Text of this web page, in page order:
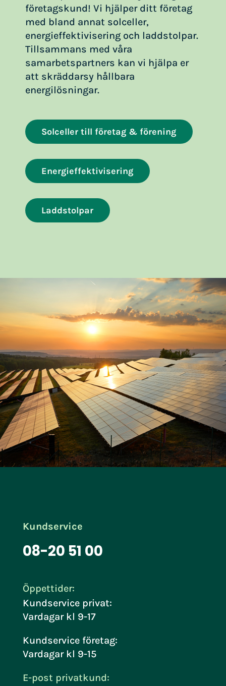
företagskund! Vi hjälper ditt företag
med bland annat solceller,
energieffektivisering och laddstolpar.
Tillsammans med våra
samarbetspartners kan vi hjälpa er
att skräddarsy hållbara
energilösningar.
Solceller till företag & förening
Energieffektivisering
Laddstolpar
Kundservice
08-20 51 00
Öppettider:
Kundservice privat:
Vardagar kl 9-17
Kundservice företag:
Vardagar kl 9-15
E-post privatkund: